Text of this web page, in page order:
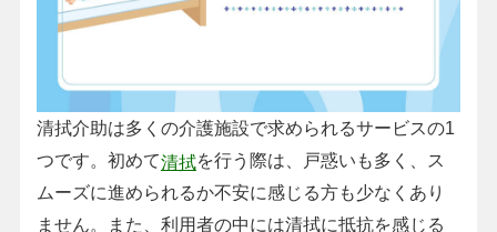
清拭介助は多くの介護施設で求められるサービスの1
つです。初めて清拭を行う際は、戸惑いも多く、ス
ムーズに進められるか不安に感じる方も少なくあり
ません。また、利用者の中には清拭に抵抗を感じる